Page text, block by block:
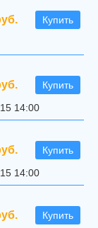
Купить
Купить
14:00
Купить
14:00
Купить